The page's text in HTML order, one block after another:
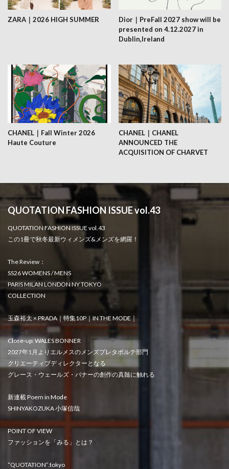
ZARA｜2026 HIGH SUMMER
Dior｜PreFall 2027 show will be
presented on 4.12.2027 in
Dublin,Ireland
CHANEL｜Fall Winter 2026
Haute Couture
CHANEL｜CHANEL
ANNOUNCED THE
ACQUISITION OF CHARVET
QUOTATION FASHION ISSUE vol.43
QUOTATION FASHION ISSUE vol.43
この1冊で秋冬最新ウィメンズ&メンズを網羅！
The Review：
SS26 WOMENS / MENS
PARIS MILAN LONDON NY TOKYO
COLLECTION
玉森裕太 × PRADA｜特集10P｜IN THE MODE｜
Close-up: WALES BONNER
2027年1月よりエルメスのメンズプレタポルテ部門
クリエーティブディレクターとなる
グレース・ウェールズ・バナーの創作の真髄に触れる
新連載 Poem in Mode
SHINYAKOZUKA 小塚信哉
POINT OF VIEW
ファッションを「みる」とは？
“QUOTATION”.tokyo